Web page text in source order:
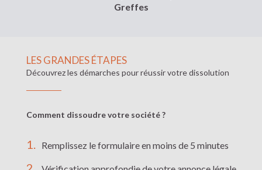
Greffes
LES GRANDES ÉTAPES
Découvrez les démarches pour réussir votre dissolution
Comment dissoudre votre société ?
Remplissez le formulaire en moins de 5 minutes